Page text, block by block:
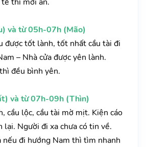
và từ 05h-07h (Mão)
được tốt lành, tốt nhất cầu tài đi
– Nhà cửa được yên lành.
đều bình yên.
và từ 07h-09h (Thìn)
cầu lộc, cầu tài mờ mịt. Kiện cáo
Người đi xa chưa có tin về.
nếu đi hướng Nam thì tìm nhanh